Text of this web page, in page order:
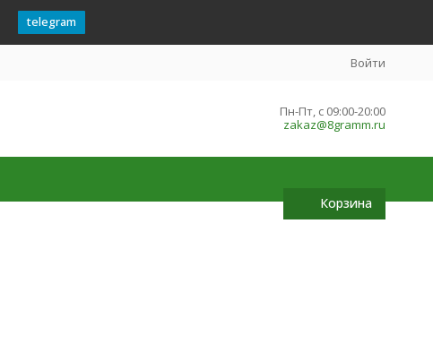
telegram
Войти
Пн-Пт, с 09:00-20:00
zakaz@8gramm.ru
Корзина